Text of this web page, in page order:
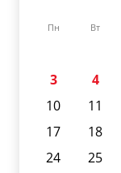
Пн Вт
3
4
10
11
17
18
24
25